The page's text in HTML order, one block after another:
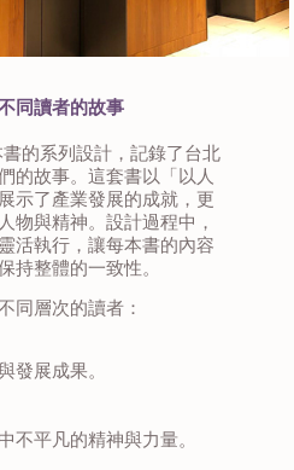
同讀者的故事
書的系列設計，記錄了台北
的故事。這套書以「以人
示了產業發展的成就，更
物與精神。設計過程中，
活執行，讓每本書的內容
持整體的一致性。
同層次的讀者：
發展成果。
不平凡的精神與力量。